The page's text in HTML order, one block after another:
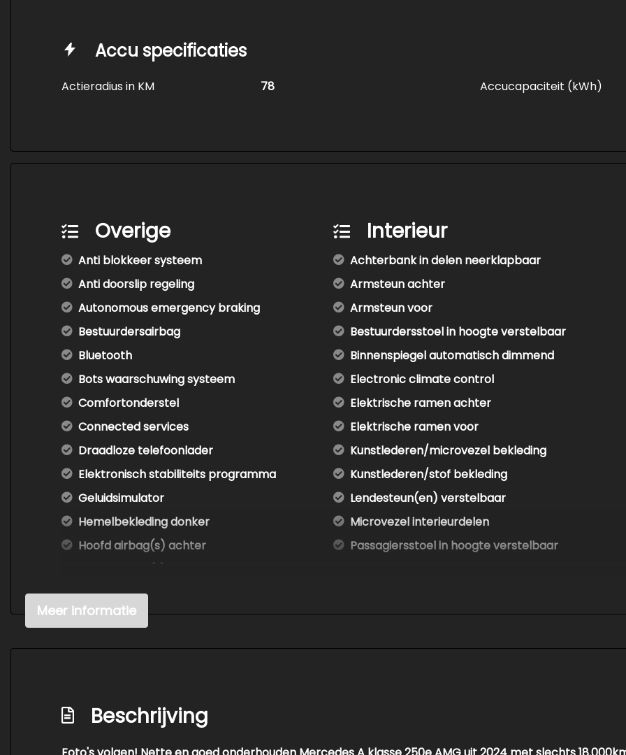
Accu specificaties
Actieradius in KM 78 Accucapaciteit (kWh)
Overige
Anti blokkeer systeem
Anti doorslip regeling
Autonomous emergency braking
Bestuurdersairbag
Bluetooth
Bots waarschuwing systeem
Comfortonderstel
Connected services
Draadloze telefoonlader
Elektronisch stabiliteits programma
Geluidsimulator
Hemelbekleding donker
Hoofd airbag(s) achter
Keyless start
Knie airbag(s)
Oplaadmogelijkheid
Interieur
Achterbank in delen neerklapbaar
Armsteun achter
Armsteun voor
Bestuurdersstoel in hoogte verstelbaar
Binnenspiegel automatisch dimmend
Electronic climate control
Elektrische ramen achter
Elektrische ramen voor
Kunstlederen/microvezel bekleding
Kunstlederen/stof bekleding
Lendesteun(en) verstelbaar
Microvezel interieurdelen
Passagiersstoel in hoogte verstelbaar
Stuur verwarmd
Buitenspiegel(s) automatisch dimmend
Meer informatie
Beschrijving